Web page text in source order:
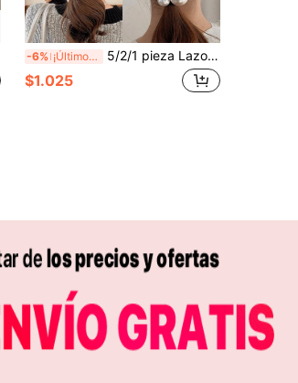
-6% ¡Últimos 2 días 5/2/1 pieza Lazos para el cabello decorativos con perlas falsas, lazos de moda para mujer, cuerdas para el cabello que no dañan, accesorios para peinar el cabello, accesorios para el cabello para festivales y fiestas
$1.025